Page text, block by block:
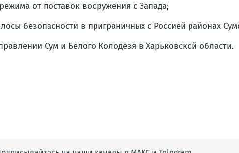
от поставок вооружения с Запада;
безопасности в приграничных с Россией районах
Сум и Белого Колодезя в Харьковской области.